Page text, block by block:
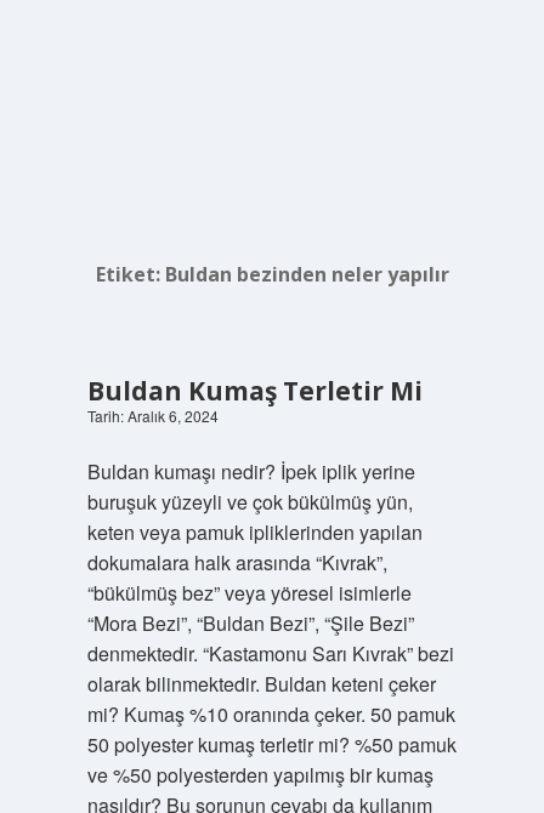
Etiket: Buldan bezinden neler yapılır
Buldan Kumaş Terletir Mi
Tarih: Aralık 6, 2024
Buldan kumaşı nedir? İpek iplik yerine
buruşuk yüzeyli ve çok bükülmüş yün,
keten veya pamuk ipliklerinden yapılan
dokumalara halk arasında “Kıvrak”,
“bükülmüş bez” veya yöresel isimlerle
“Mora Bezi”, “Buldan Bezi”, “Şile Bezi”
denmektedir. “Kastamonu Sarı Kıvrak” bezi
olarak bilinmektedir. Buldan keteni çeker
mi? Kumaş %10 oranında çeker. 50 pamuk
50 polyester kumaş terletir mi? %50 pamuk
ve %50 polyesterden yapılmış bir kumaş
nasıldır? Bu sorunun cevabı da kullanım